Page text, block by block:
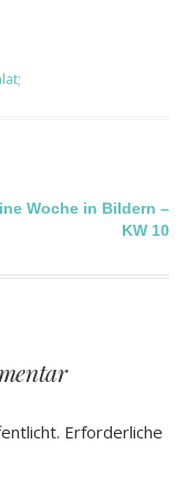
Woche in Bildern –
KW 10
Erforderliche